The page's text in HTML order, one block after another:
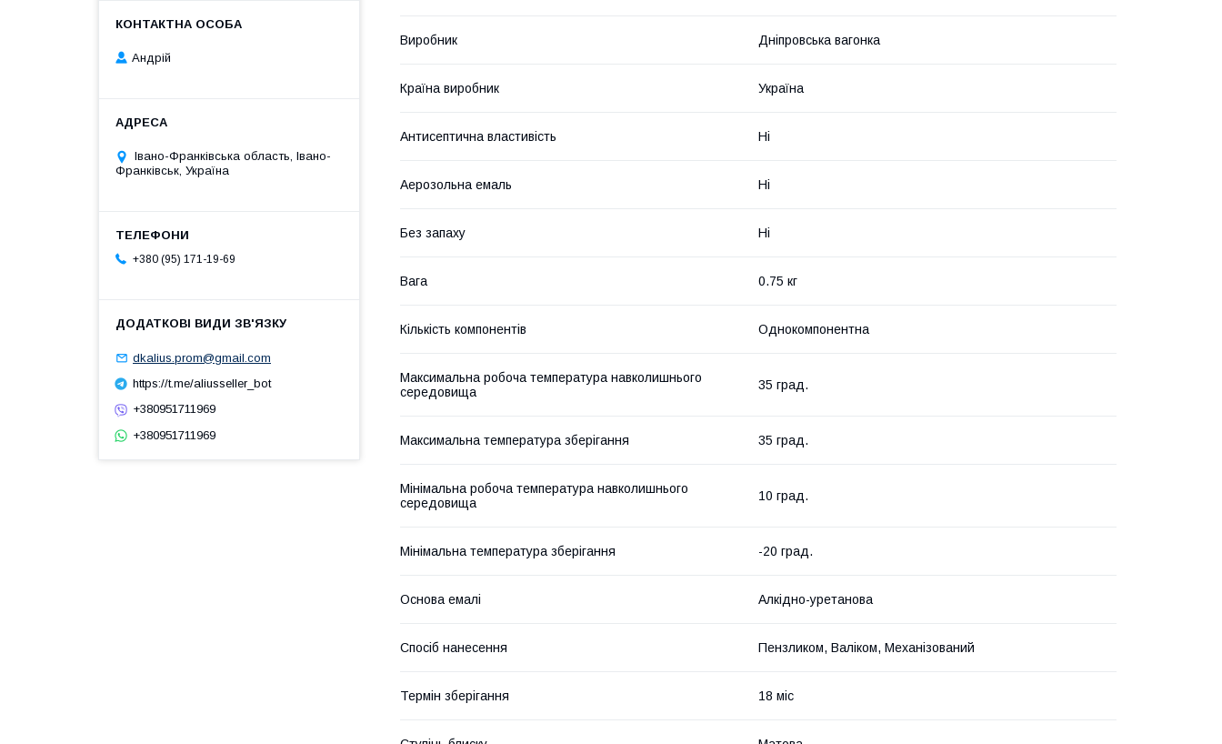
Виробник Дніпровська вагонка
Країна виробник Україна
Антисептична властивість Ні
Аерозольна емаль Ні
Без запаху Ні
Вага 0.75 кг
Кількість компонентів Однокомпонентна
Максимальна робоча температура навколишнього
середовища
35 град.
Максимальна температура зберігання 35 град.
Мінімальна робоча температура навколишнього
середовища
10 град.
Мінімальна температура зберігання -20 град.
Основа емалі Алкідно-уретанова
Спосіб нанесення Пензликом, Валіком, Механізований
Термін зберігання 18 міс
Андрій
Івано-Франківська область, Івано-
Франківськ, Україна
+380 (95) 171-19-69
dkalius.prom@gmail.com
https://t.me/aliusseller_bot
+380951711969
+380951711969